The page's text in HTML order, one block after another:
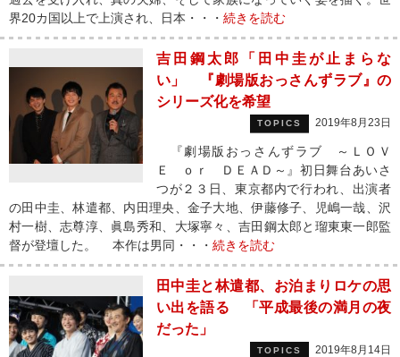
界20カ国以上で上演され、日本・・・ 続きを読む
吉田鋼太郎「田中圭が止まらな
い」 『劇場版おっさんずラブ』の
シリーズ化を希望
TOPICS 2019年8月23日
『劇場版おっさんずラブ ～ＬＯＶ
Ｅ ｏｒ ＤＥＡＤ～』初日舞台あいさ
つが２３日、東京都内で行われ、出演者
の田中圭、林遣都、内田理央、金子大地、伊藤修子、児嶋一哉、沢
村一樹、志尊淳、眞島秀和、大塚寧々、吉田鋼太郎と瑠東東一郎監
督が登壇した。 本作は男同・・・ 続きを読む
田中圭と林遣都、お泊まりロケの思
い出を語る 「平成最後の満月の夜
だった」
TOPICS 2019年8月14日